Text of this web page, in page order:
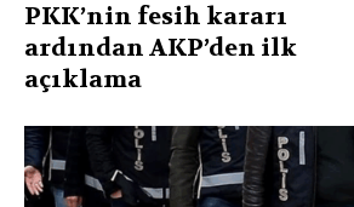
PKK’nin fesih kararı
ardından AKP’den ilk
açıklama